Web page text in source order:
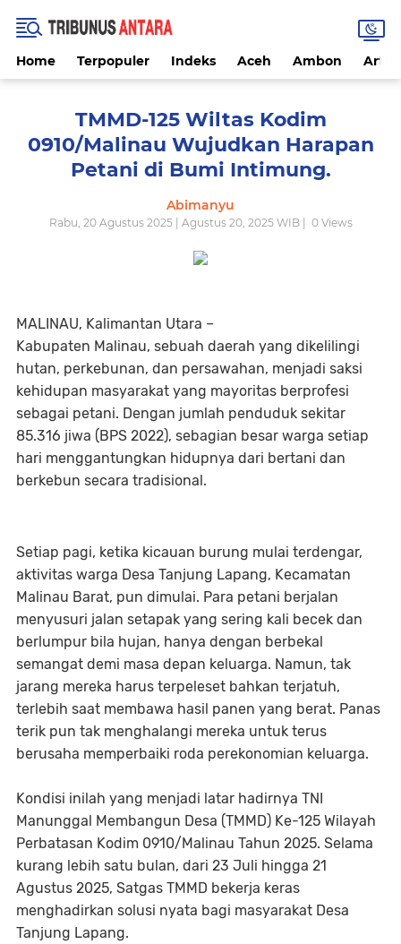
Home Terpopuler Indeks Aceh Ambon
TMMD-125 Wiltas Kodim
0910/Malinau Wujudkan Harapan
Petani di Bumi Intimung.
Abimanyu
Rabu, 20 Agustus 2025 | Agustus 20, 2025 WIB | 0Views
MALINAU, Kalimantan Utara –
Kabupaten Malinau, sebuah daerah yang dikelilingi
hutan, perkebunan, dan persawahan, menjadi saksi
kehidupan masyarakat yang mayoritas berprofesi
sebagai petani. Dengan jumlah penduduk sekitar
85.316 jiwa (BPS 2022), sebagian besar warga setiap
hari menggantungkan hidupnya dari bertani dan
berkebun secara tradisional.
Setiap pagi, ketika kicauan burung mulai terdengar,
aktivitas warga Desa Tanjung Lapang, Kecamatan
Malinau Barat, pun dimulai. Para petani berjalan
menyusuri jalan setapak yang sering kali becek dan
berlumpur bila hujan, hanya dengan berbekal
semangat demi masa depan keluarga. Namun, tak
jarang mereka harus terpeleset bahkan terjatuh,
terlebih saat membawa hasil panen yang berat. Panas
terik pun tak menghalangi mereka untuk terus
berusaha memperbaiki roda perekonomian keluarga.
Kondisi inilah yang menjadi latar hadirnya TNI
Manunggal Membangun Desa (TMMD) Ke-125 Wilayah
Perbatasan Kodim 0910/Malinau Tahun 2025. Selama
kurang lebih satu bulan, dari 23 Juli hingga 21
Agustus 2025, Satgas TMMD bekerja keras
menghadirkan solusi nyata bagi masyarakat Desa
Tanjung Lapang.